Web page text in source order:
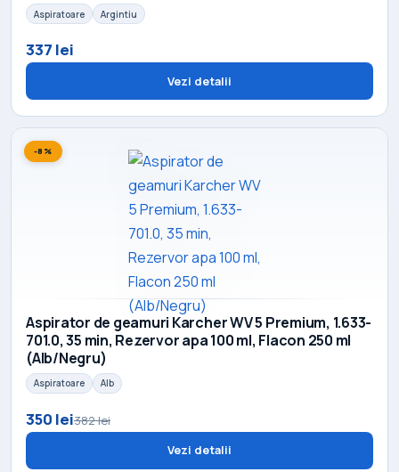
Aspiratoare Argintiu
337 lei
Vezi detalii
-8%
Aspirator de geamuri Karcher WV 5 Premium, 1.633-
701.0, 35 min, Rezervor apa 100 ml, Flacon 250 ml
(Alb/Negru)
Aspiratoare Alb
350 lei382 lei
Vezi detalii